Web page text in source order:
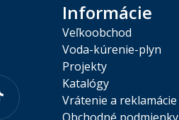
Informácie
Veľkoobchod
Voda-kúrenie-plyn
Projekty
Katalógy
Vrátenie a reklamácie